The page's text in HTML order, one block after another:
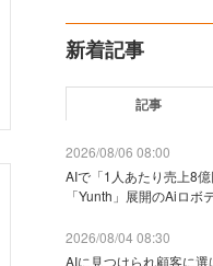
新着記事
記事
2026/08/06 08:00
AIで「1人あたり売上8
「Yunth」展開のAiロボ
2026/08/04 08:30
AIに見つけられ顧客に